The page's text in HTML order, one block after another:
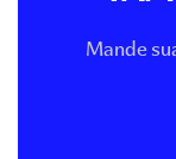
Mande